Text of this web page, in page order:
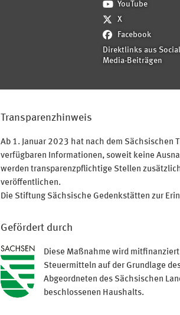
YouTube
X
Facebook
Direktlinks aus
Media-Beiträgen
Transparenzhinweis
Ab 1. Januar 2023 hat nach dem Sächsischen
verfügbaren Informationen, soweit keine
werden transparenzpflichtige Stellen
veröffentlichen.
Die Stiftung Sächsische Gedenkstätten zur
Gefördert durch
Diese Maßnahme wird
Steuermitteln auf der Grundlage
Abgeordneten des Sächsischen
beschlossenen Haushalts.